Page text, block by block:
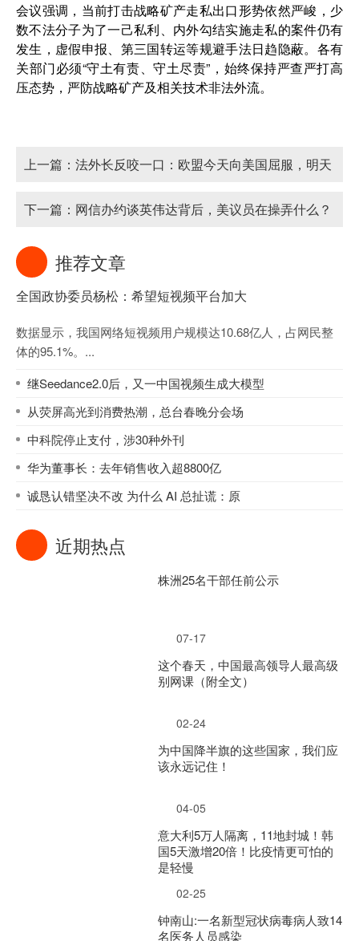
会议强调，当前打击战略矿产走私出口形势依然严峻，少
数不法分子为了一己私利、内外勾结实施走私的案件仍有
发生，虚假申报、第三国转运等规避手法日趋隐蔽。各有
关部门必须“守土有责、守土尽责”，始终保持严查严打高
压态势，严防战略矿产及相关技术非法外流。
上一篇： 法外长反咬一口：欧盟今天向美国屈服，明天
中国就会来要价
下一篇： 网信办约谈英伟达背后，美议员在操弄什么？
推荐文章
全国政协委员杨松：希望短视频平台加大
数据显示，我国网络短视频用户规模达10.68亿人，占网民整
体的95.1%。...
继Seedance2.0后，又一中国视频生成大模型
从荧屏高光到消费热潮，总台春晚分会场
中科院停止支付，涉30种外刊
华为董事长：去年销售收入超8800亿
诚恳认错坚决不改 为什么 AI 总扯谎：原
近期热点
株洲25名干部任前公示
07-17
这个春天，中国最高领导人最高级
别网课（附全文）
02-24
为中国降半旗的这些国家，我们应
该永远记住！
04-05
意大利5万人隔离，11地封城！韩
国5天激增20倍！比疫情更可怕的
是轻慢
02-25
钟南山:一名新型冠状病毒病人致14
名医务人员感染